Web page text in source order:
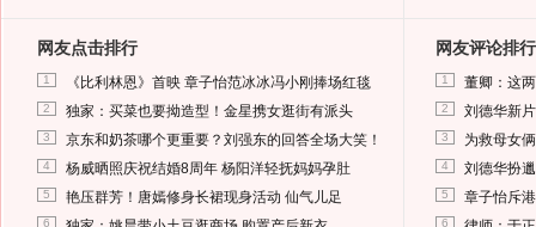
网友点击排行
1 《比利林恩》首映 章子怡范冰冰冯小刚捧场红毯
2 独家：买菜也要拗造型！金星携女逛街有派头
3 京东和奶茶哪个更重要？刘强东的回答全场大笑！
4 杨威晒照庆祝结婚8周年 杨阳洋轻抚妈妈孕肚
5 艳压群芳！唐嫣修身长裙现身活动 仙气儿足
6
网友评论排行
1 董卿：这
2 刘德华新
3 为救母女
4 刘德华扮
5 章子怡斥
6